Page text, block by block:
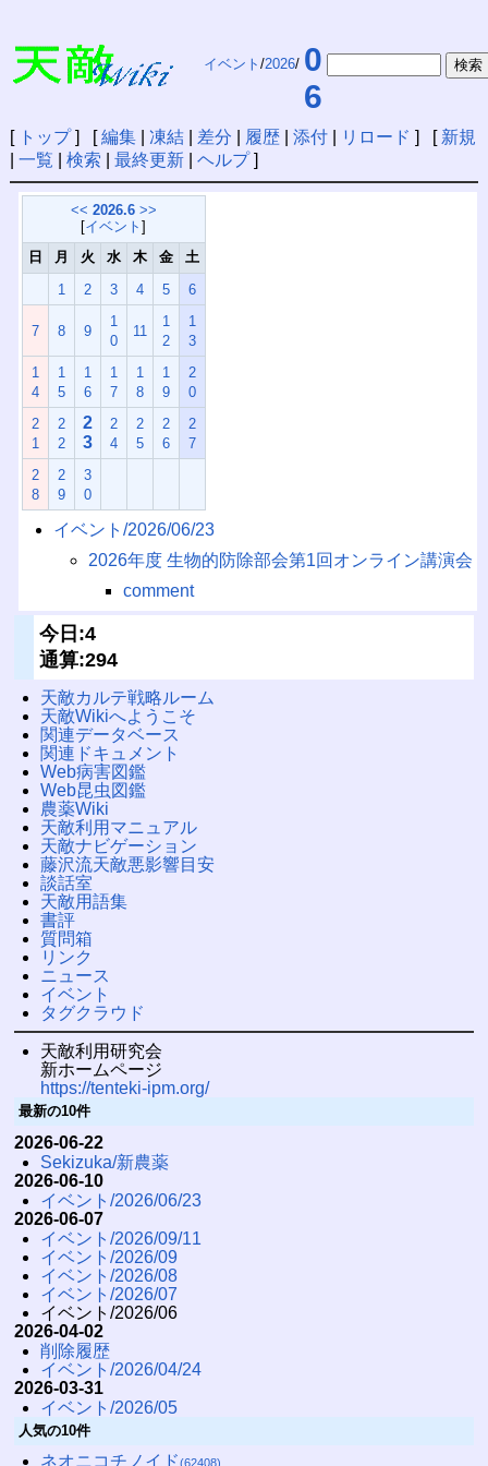
イベント /2026/ 0
6
[ トップ] [編集| 凍結| 差分 履歴| 添付| リロード ] [ 新規
一覧 検索 最終更新| ヘルプ]
<< 2026.6 >>
[イベント]
日
月 火 水 木 金
土
1
2 3 4 5 6
7 8 9
1
0
11
1
2
1
3
1
4
1
5
1
6
1
7
1
8
1
9
2
0
2
1
2
2
2
3
2
4
2
5
2
6
2
7
2
8
2
9
3
0
イベント/2026/06/23
2026年度 生物的防除部会第1回オンライン講演会
comment
今日:4
通算:294
天敵カルテ戦略ルーム
天敵Wikiへようこそ
関連データベース
関連ドキュメント
Web病害図鑑
Web昆虫図鑑
農薬Wiki
天敵利用マニュアル
天敵ナビゲーション
藤沢流天敵悪影響目安
談話室
天敵用語集
書評
質問箱
リンク
ニュース
イベント
タグクラウド
天敵利用研究会
新ホームページ
https://tenteki-ipm.org/
最新の10件
2026-06-22
Sekizuka/新農薬
2026-06-10
イベント/2026/06/23
2026-06-07
イベント/2026/09/11
イベント/2026/09
イベント/2026/08
イベント/2026/07
イベント/2026/06
2026-04-02
削除履歴
イベント/2026/04/24
2026-03-31
イベント/2026/05
人気の10件
ネオニコチノイド(62408)